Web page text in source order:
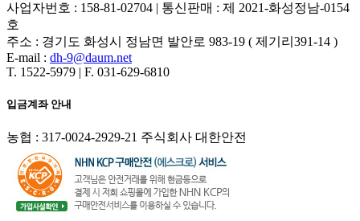
사업자번호 : 158-81-02704 | 통신판매 : 제 2021-화성정남-0154
호
주소 : 경기도 화성시 정남면 발안로 983-19 ( 제기리391-14 )
E-mail : dh-9@daum.net
T. 1522-5979 | F. 031-629-6810
입금계좌 안내
농협 : 317-0024-2929-21 주식회사 대한안전